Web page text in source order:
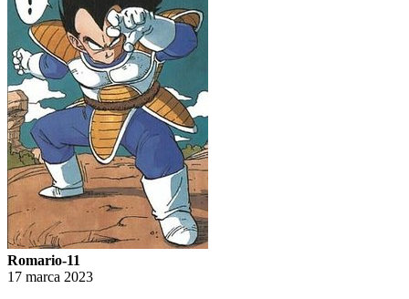
Romario-11
17 marca 2023